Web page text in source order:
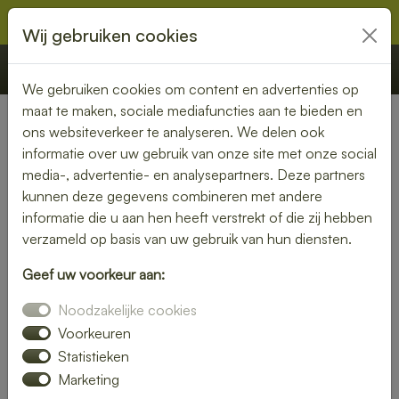
€ 0,00 Offerte Bestellen
Nederland» Ewijk
Lunch laten bezorgen in Ewijk
– gezond, vers en
gemakkelijk
in Ewijk en geniet van verse gerechten op jouw gewenste
locatie. Van kleurrijke salades tot knapperige broodjes – wij
bezorgen jouw lunch vers en op tijd.
Plaats eenvoudig je bestelling online en laat je verrassen
Wij gebruiken cookies
We gebruiken cookies om content en advertenties op
maat te maken, sociale mediafuncties aan te bieden en
ons websiteverkeer te analyseren. We delen ook
informatie over uw gebruik van onze site met onze social
media-, advertentie- en analysepartners. Deze partners
kunnen deze gegevens combineren met andere
informatie die u aan hen heeft verstrekt of die zij hebben
verzameld op basis van uw gebruik van hun diensten.
Geef uw voorkeur aan:
Noodzakelijke cookies
Voorkeuren
Statistieken
Marketing